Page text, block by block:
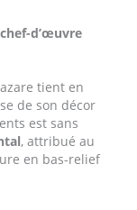
d’œuvre
tient en
de son décor
est sans
, attribué au
en bas-relief